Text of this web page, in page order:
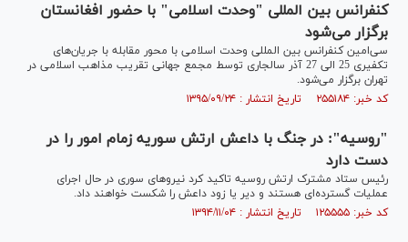
کنفرانس بین المللی "وحدت اسلامی" با حضور افغانستان
برگزار می‌شود
سی‌امین کنفرانس بین المللی وحدت اسلامی با محور مقابله با جریان‌های
تکفیری 25 الی 27 آذر سالجاری توسط مجمع جهانی تقریب مذاهب اسلامی در
تهران برگزار می‌شود.
کد خبر: ۲۵۵۱۸۴ تاریخ انتشار : ۱۳۹۵/۰۹/۲۴
"روسیه": در جنگ با داعش ارتش سوریه زمام امور را در
دست دارد
رئیس ستاد مشترک ارتش روسیه تاکید کرد نیروهای سوری در حال اجرای
عملیات گسترده‌ای هستند و دیر یا زود داعش را شکست خواهند داد.
کد خبر: ۱۲۵۵۵۵ تاریخ انتشار : ۱۳۹۴/۱۱/۰۴